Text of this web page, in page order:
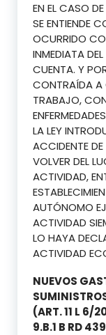
EN EL CASO
SE ENTIENDE
OCURRIDO
INMEDIATA
CUENTA. Y
CONTRAÍDA A
TRABAJO,
LA LEY
ACCIDENTE
VOLVER DEL
ACTIVIDAD,
AUTÓNOMO
ACTIVIDAD
LO HAYA
ACTIVIDAD
NUEVOS
(ART. 11 L 6/
9.B.1 B RD